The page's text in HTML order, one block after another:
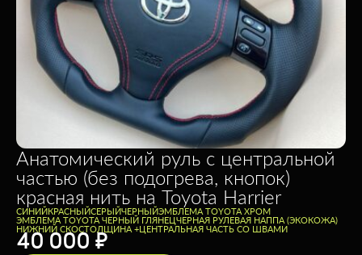
Анатомический руль с центральной
частью (без подогрева, кнопок)
красная нить на Toyota Harrier
CИНИЙКРАСНЫЙСЕРЫЙЧЕРНЫЙЭМБЛЕМА TOYOTA ХРОМ
ЭМБЛЕМА TOYOTA ЧЕРНЫЙ ГЛЯНЕЦЧЕРНАЯ РУЛЕВАЯ НАППА (ЭКОКОЖА)
НИЖНИЙ СКОСТОЛЩИНА +ЦЕНТРАЛЬНАЯ ЧАСТЬ СО ШВАМИ
40 000 ₽